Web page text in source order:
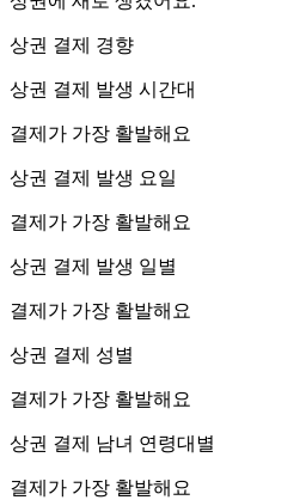
상권 결제 경향
상권 결제 발생 시간대
결제가 가장 활발해요
상권 결제 발생 요일
결제가 가장 활발해요
상권 결제 발생 일별
결제가 가장 활발해요
상권 결제 성별
결제가 가장 활발해요
상권 결제 남녀 연령대별
결제가 가장 활발해요